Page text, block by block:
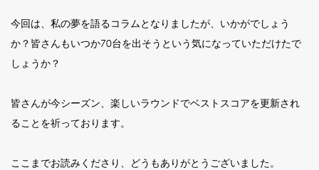
今回は、私の夢を語るコラムとなりましたが、いかがでしょう
か？皆さんもいつか70台を出そうという気になっていただけたで
しょうか？
皆さんが今シーズン、楽しいラウンドでベストスコアを更新され
ることを祈っております。
ここまでお読みくださり、どうもありがとうございました。